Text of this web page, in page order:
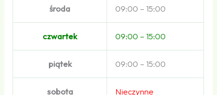
środa 09:00 – 15:00
czwartek 09:00 – 15:00
piątek 09:00 – 15:00
sobota Nieczynne